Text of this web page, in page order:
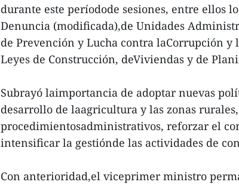
durante este períodode sesiones, entre ellos
Denuncia (modificada),de Unidades
de Prevención y Lucha contra laCorrupción y
Leyes de Construcción, deViviendas y de
Subrayó laimportancia de adoptar nuevas
desarrollo de laagricultura y las zonas
procedimientosadministrativos, reforzar el
intensificar la gestiónde las actividades de
Con anterioridad,el viceprimer ministro